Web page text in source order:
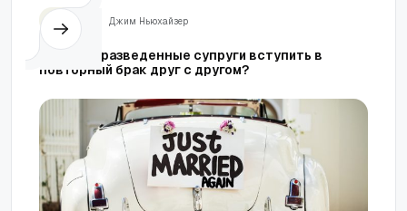
Джим Ньюхайзер
Могут ли разведенные супруги вступить в
повторный брак друг с другом?